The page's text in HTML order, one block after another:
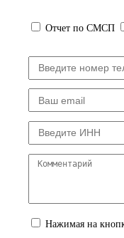
Отчет по СМСП
Нажимая на